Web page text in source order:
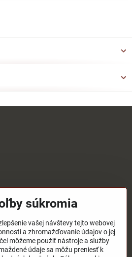
súkromia
vašej návštevy tejto webovej
a zhromažďovanie údajov o jej
môžeme použiť nástroje a služby
údaje sa môžu preniesť k